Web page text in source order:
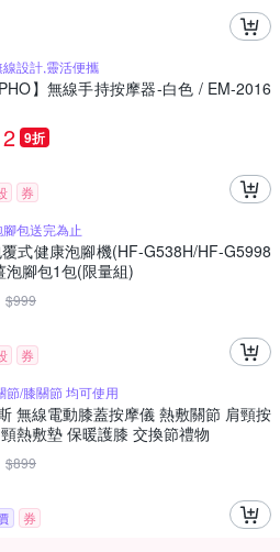
設計,靈活便攜
】無線手持按摩器-白色 / EM-2016
9折
券
包送完為止
式健康泡腳機(HF-G538H/HF-G5998
泡腳包1包(限量組)
$999
券
節/膝關節 均可使用
無線電動膝蓋按摩儀 熱敷關節 肩頸按
熱敷墊 保暖護膝 交換節禮物
$899
券